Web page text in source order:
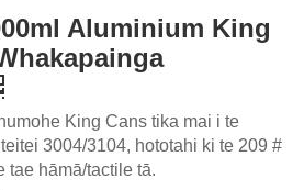
Aluminium King
King Cans tika mai i te
3004/3104, hototahi ki te 209 #
tae hāmā/tactile tā.